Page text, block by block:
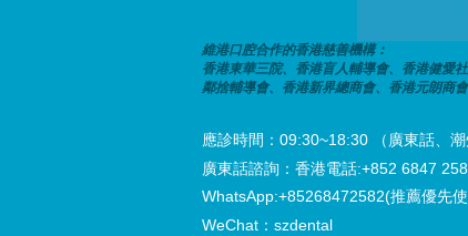
維港口腔合作的香港慈善機構：
香港東華三院、香港盲人輔導會、香港健愛
鄰捨輔導會、香港新界總商會、香港元朗商
應診時間：09:30~18:30 （廣東話、
廣東話諮詢：香港電話:+852 6847
WhatsApp:+85268472582(推薦優先
WeChat：szdental